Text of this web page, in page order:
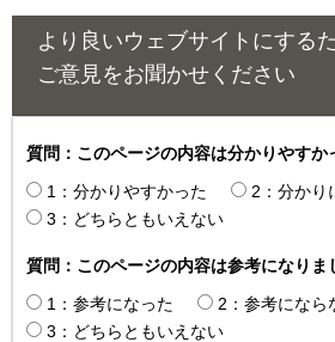
より良いウェブサイトにする
ご意見をお聞かせください
質問：このページの内容は分かりやすか
1：分かりやすかった
2：分かり
3：どちらともいえない
質問：このページの内容は参考になりま
1：参考になった
2：参考になら
3：どちらともいえない